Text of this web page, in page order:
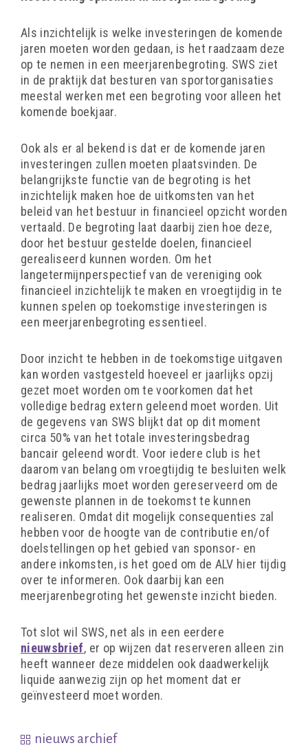
Als inzichtelijk is welke investeringen de komende
jaren moeten worden gedaan, is het raadzaam deze
op te nemen in een meerjarenbegroting. SWS ziet
in de praktijk dat besturen van sportorganisaties
meestal werken met een begroting voor alleen het
komende boekjaar.
Ook als er al bekend is dat er de komende jaren
investeringen zullen moeten plaatsvinden. De
belangrijkste functie van de begroting is het
inzichtelijk maken hoe de uitkomsten van het
beleid van het bestuur in financieel opzicht worden
vertaald. De begroting laat daarbij zien hoe deze,
door het bestuur gestelde doelen, financieel
gerealiseerd kunnen worden. Om het
langetermijnperspectief van de vereniging ook
financieel inzichtelijk te maken en vroegtijdig in te
kunnen spelen op toekomstige investeringen is
een meerjarenbegroting essentieel.
Door inzicht te hebben in de toekomstige uitgaven
kan worden vastgesteld hoeveel er jaarlijks opzij
gezet moet worden om te voorkomen dat het
volledige bedrag extern geleend moet worden. Uit
de gegevens van SWS blijkt dat op dit moment
circa 50% van het totale investeringsbedrag
bancair geleend wordt. Voor iedere club is het
daarom van belang om vroegtijdig te besluiten welk
bedrag jaarlijks moet worden gereserveerd om de
gewenste plannen in de toekomst te kunnen
realiseren. Omdat dit mogelijk consequenties zal
hebben voor de hoogte van de contributie en/of
doelstellingen op het gebied van sponsor- en
andere inkomsten, is het goed om de ALV hier tijdig
over te informeren. Ook daarbij kan een
meerjarenbegroting het gewenste inzicht bieden.
Tot slot wil SWS, net als in een eerdere
nieuwsbrief, er op wijzen dat reserveren alleen zin
heeft wanneer deze middelen ook daadwerkelijk
liquide aanwezig zijn op het moment dat er
geïnvesteerd moet worden.
nieuws archief